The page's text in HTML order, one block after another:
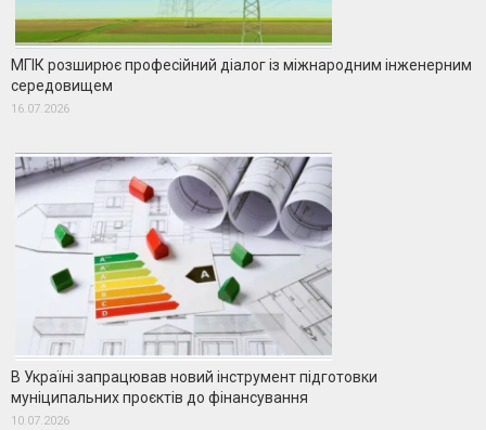
МГІК розширює професійний діалог із міжнародним інженерним
середовищем
16.07.2026
В Україні запрацював новий інструмент підготовки
муніципальних проєктів до фінансування
10.07.2026